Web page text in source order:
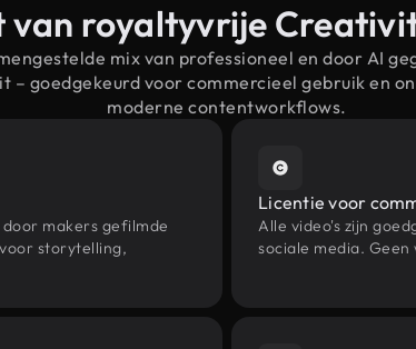
van royaltyvrije
mix van professioneel en door AI
goedgekeurd voor commercieel gebruik en
moderne contentworkflows.
makers gefilmde
storytelling,
Licentie voor
Alle video's zijn
sociale media.